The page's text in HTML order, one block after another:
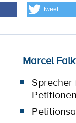
tweet
Marcel Falk
Petitionen